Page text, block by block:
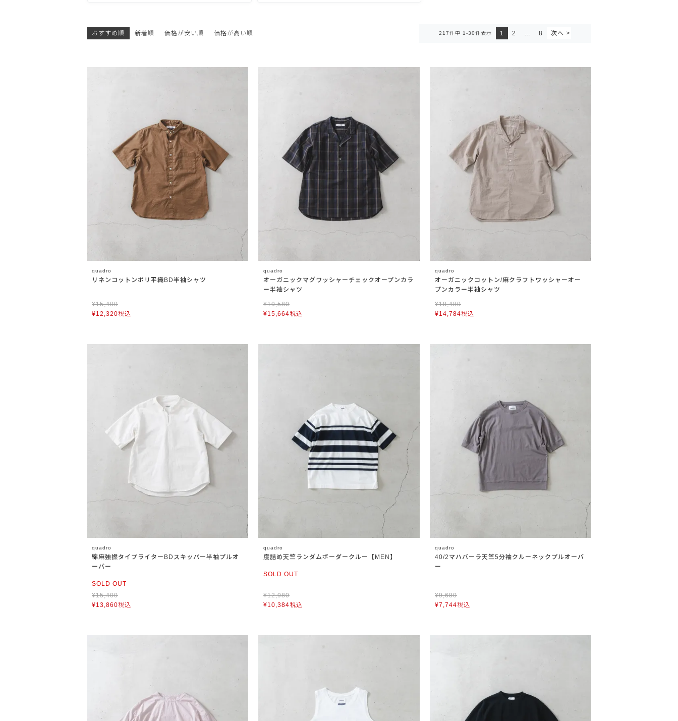
おすすめ順 新着順 価格が安い順 価格が高い順 217件中 1-30件表示 1 2 … 8
quadro
リネンコットンポリ平織BD半袖シャツ
¥15,400
¥12,320税込
quadro
オーガニックマグワッシャーチェックオープンカラ
ー半袖シャツ
¥19,580
¥15,664税込
quadro
オーガニックコットン/麻クラフトワッシャーオー
プンカラー半袖シャツ
¥18,480
¥14,784税込
quadro
綿麻強撚タイプライターBDスキッパー半袖プルオ
ーバー
SOLD OUT
¥15,400
¥13,860税込
quadro
度詰め天竺ランダムボーダークルー【MEN】
SOLD OUT
¥12,980
¥10,384税込
quadro
40/2マハバーラ天竺5分袖クルーネックプルオーバ
ー
¥9,680
¥7,744税込